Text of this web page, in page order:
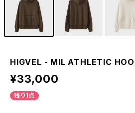
HIGVEL - MIL ATHLETIC
¥33,000
残り1点